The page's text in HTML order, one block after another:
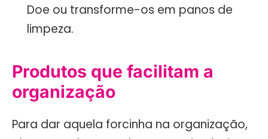
Doe ou transforme-os em panos de
limpeza.
Produtos que facilitam a
organização
Para dar aquela forcinha na organização,